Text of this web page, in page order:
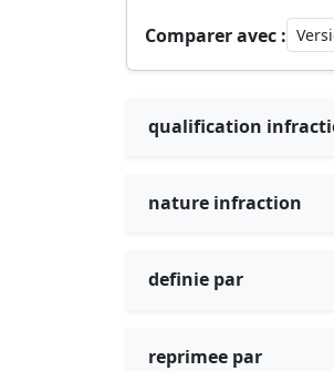
Comparer avec :
qualification
nature infraction
definie par
reprimee par